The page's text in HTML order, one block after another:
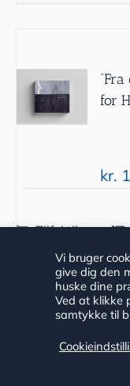
for
kr.
Tilføj til
Vi bruger
give dig den
huske dine
Ved at klikke
samtykke til